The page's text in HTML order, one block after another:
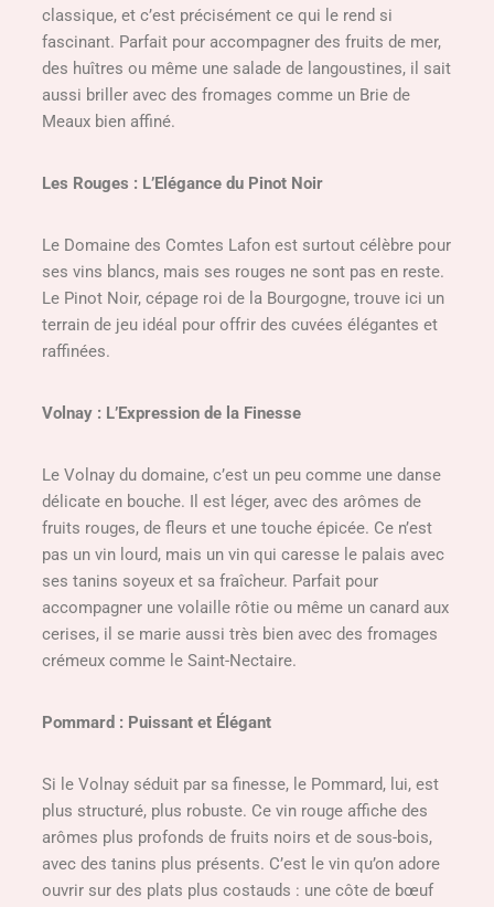
classique, et c’est précisément ce qui le rend si
fascinant. Parfait pour accompagner des fruits de mer,
des huîtres ou même une salade de langoustines, il sait
aussi briller avec des fromages comme un Brie de
Meaux bien affiné.
Les Rouges : L’Elégance du Pinot Noir
Le Domaine des Comtes Lafon est surtout célèbre pour
ses vins blancs, mais ses rouges ne sont pas en reste.
Le Pinot Noir, cépage roi de la Bourgogne, trouve ici un
terrain de jeu idéal pour offrir des cuvées élégantes et
raffinées.
Volnay : L’Expression de la Finesse
Le Volnay du domaine, c’est un peu comme une danse
délicate en bouche. Il est léger, avec des arômes de
fruits rouges, de fleurs et une touche épicée. Ce n’est
pas un vin lourd, mais un vin qui caresse le palais avec
ses tanins soyeux et sa fraîcheur. Parfait pour
accompagner une volaille rôtie ou même un canard aux
cerises, il se marie aussi très bien avec des fromages
crémeux comme le Saint-Nectaire.
Pommard : Puissant et Élégant
Si le Volnay séduit par sa finesse, le Pommard, lui, est
plus structuré, plus robuste. Ce vin rouge affiche des
arômes plus profonds de fruits noirs et de sous-bois,
avec des tanins plus présents. C’est le vin qu’on adore
ouvrir sur des plats plus costauds : une côte de bœuf